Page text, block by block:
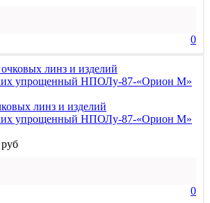
0
линз и изделий
упрощенный НПОЛу-87-«Орион М»
0